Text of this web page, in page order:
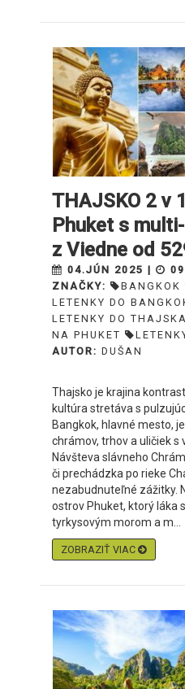
THAJSKO 2 v
Phuket s
z Viedne od
04.JÚN 2025 |
ZNAČKY:
BANGKOK
LETENKY DO
LETENKY DO THAJSKA
NA PHUKET
AUTOR: DUŠAN
Thajsko je krajina
kultúra stretáva s
Bangkok, hlavné mesto,
chrámov, trhov a uličiek s
Návšteva slávneho
či prechádzka po rieke
nezabudnuteľné zážitky.
ostrov Phuket, ktorý láka
tyrkysovým morom a m...
ZOBRAZIŤ VIAC